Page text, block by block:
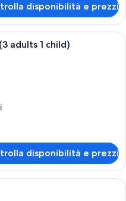
disponibilità e prezzi
una cassaforte in camera,
adults 1 child)
disponibilità e prezzi
una cassaforte in camera,